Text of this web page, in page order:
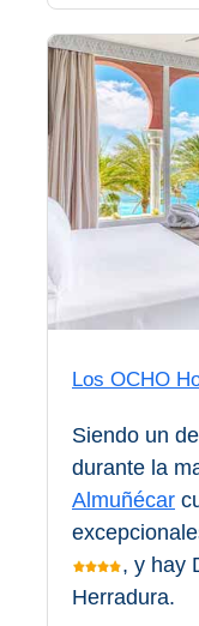
Ardales
Álora
Todos
Destinos
QUÉ
Monumentos
Playas de
Playas de Maro
Los OCHO
Siendo un
durante la
Almuñécar
, y hay
Herradura.